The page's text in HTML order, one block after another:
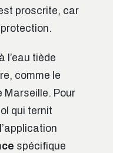
proscrite, car
l’eau tiède
comme le
Marseille. Pour
qui ternit
spécifique